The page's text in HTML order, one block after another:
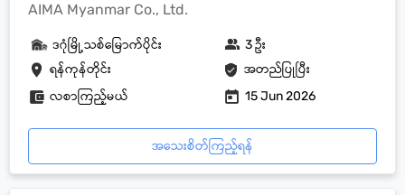
AIMA Myanmar Co., Ltd.
ရန်ကုန်တိုင်း အတည်ပြုပြီး
ဒဂုံမြို့သစ်မြောက်ပိုင်း 3 ဦး
လစာကြည့်မယ် 15 Jun 2026
အသေးစိတ်ကြည့်ရန်